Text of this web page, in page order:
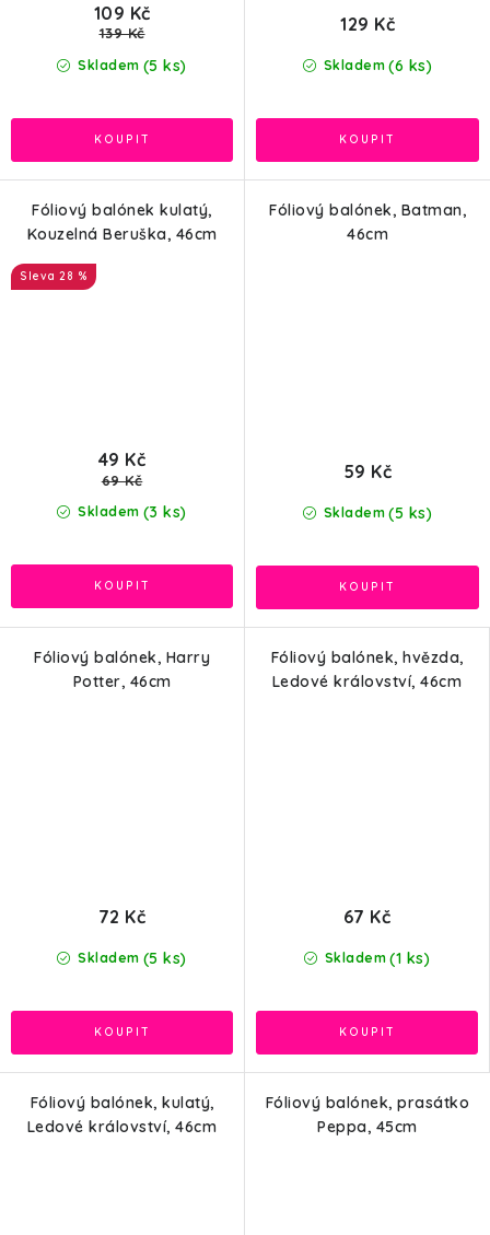
Skladem (5 ks)
109 Kč
139 Kč
Skladem (6 ks)
129 Kč
Fóliový balónek kulatý,
Kouzelná Beruška, 46cm
28 %
Skladem (3 ks)
49 Kč
69 Kč
Fóliový balónek, Batman,
46cm
Skladem (5 ks)
59 Kč
Fóliový balónek, Harry
Potter, 46cm
Skladem (5 ks)
72 Kč
Fóliový balónek, hvězda,
Ledové království, 46cm
Skladem (1 ks)
67 Kč
Fóliový balónek, kulatý,
Ledové království, 46cm
Fóliový balónek, prasátko
Peppa, 45cm